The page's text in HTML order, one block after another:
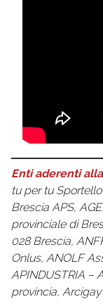
Enti aderenti
tu per tuSportello
Brescia APS,
provinciale di
028 Brescia,
Onlus, ANOLF
APINDUSTRIA –
provincia,